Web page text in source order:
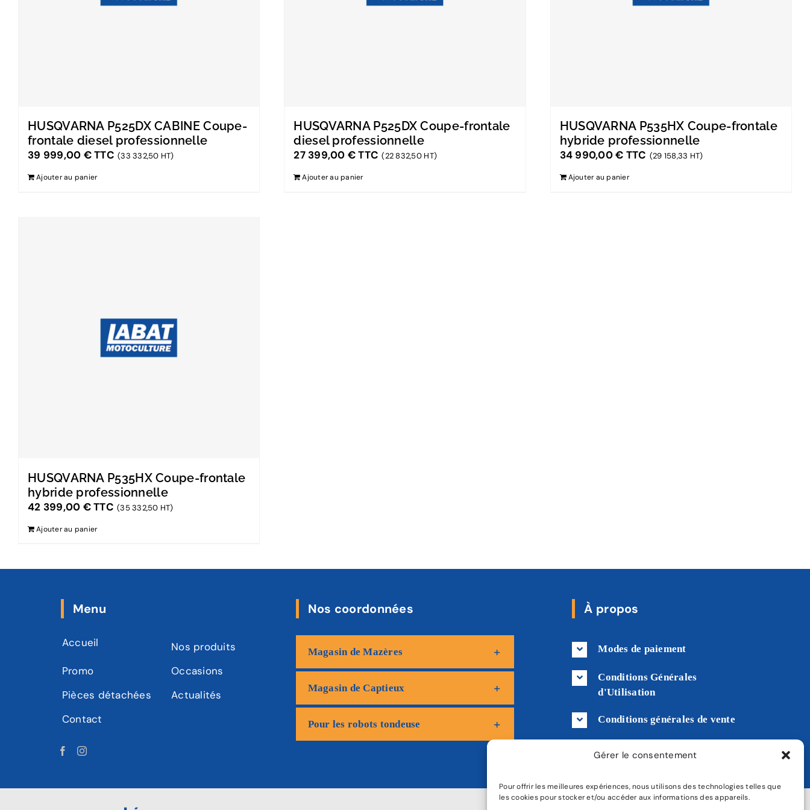
Gérer le consentement
Pour offrir les meilleures expériences, nous utilisons des technologies telles que
les cookies pour stocker et/ou accéder aux informations des appareils.
HUSQVARNA P525DX CABINE Coupe-
frontale diesel professionnelle
39 999,00 €TTC (33 332,50 HT)
Ajouter au panier
HUSQVARNA P525DX Coupe-frontale
diesel professionnelle
27 399,00 €TTC (22 832,50 HT)
Ajouter au panier
HUSQVARNA P535HX Coupe-frontale
hybride professionnelle
34 990,00€ TTC (29 158,33 HT)
Ajouter au panier
HUSQVARNA P535HX Coupe-frontale
hybride professionnelle
42 399,00 €TTC (35 332,50 HT)
Ajouter au panier
Menu
Accueil
Nos produits
Promo
Occasions
Pièces détachées
Actualités
Contact
Nos coordonnées
Magasin de Mazères
Magasin de Captieux
Pour les robots tondeuse
À propos
Modes de paiement
Conditions Générales
d'Utilisation
Conditions générales de vente